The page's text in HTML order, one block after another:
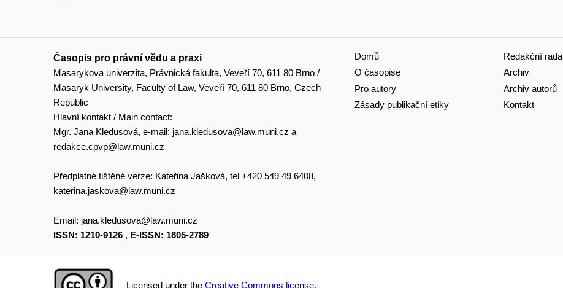
Časopis pro právní vědu a praxi
Masarykova univerzita, Právnická fakulta, Veveří 70, 611 80 Brno /
Masaryk University, Faculty of Law, Veveří 70, 611 80 Brno, Czech
Republic
Hlavní kontakt / Main contact:
Mgr. Jana Kledusová, e-mail: jana.kledusova@law.muni.cz a
redakce.cpvp@law.muni.cz
Předplatné tištěné verze: Kateřina Jašková, tel +420 549 49 6408,
katerina.jaskova@law.muni.cz
Email: jana.kledusova@law.muni.cz
ISSN: 1210-9126 , E-ISSN: 1805-2789
Domů
O časopise
Pro autory
Zásady publikační etiky
Redakční rada
Archiv
Archiv autorů
Kontakt
Licensed under theCreative Commons license.